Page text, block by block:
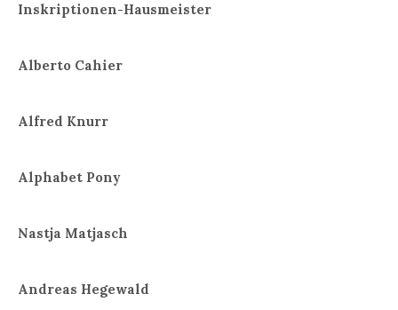
Inskriptionen-Hausmeister
Alberto Cahier
Alfred Knurr
Alphabet Pony
Nastja Matjasch
Andreas Hegewald